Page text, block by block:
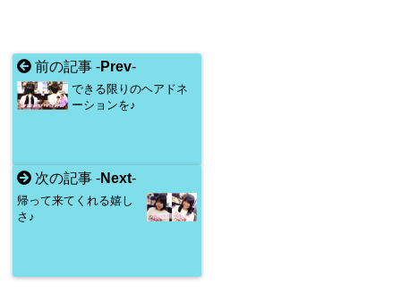
前の記事 -Prev-
できる限りのヘアドネ
ーションを♪
次の記事 -Next-
帰って来てくれる嬉し
さ♪